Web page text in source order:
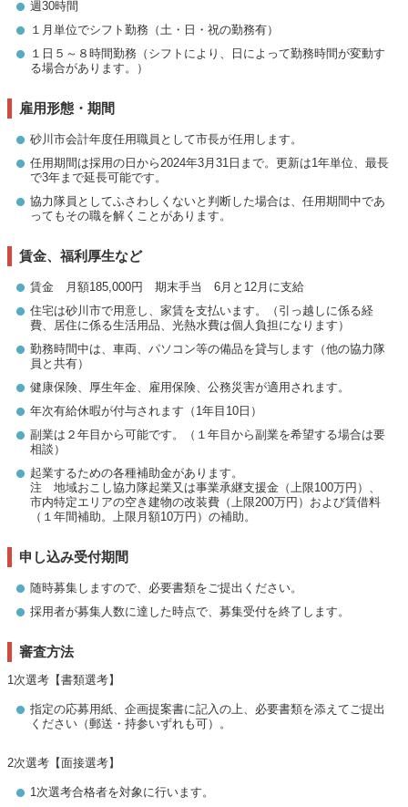
週30時間
１月単位でシフト勤務（土・日・祝の勤務有）
１日５～８時間勤務（シフトにより、日によって勤務時間が変動す
る場合があります。）
雇用形態・期間
砂川市会計年度任用職員として市長が任用します。
任用期間は採用の日から2024年3月31日まで。更新は1年単位、最長
で3年まで延長可能です。
協力隊員としてふさわしくないと判断した場合は、任用期間中であ
ってもその職を解くことがあります。
賃金、福利厚生など
賃金 月額185,000円 期末手当 6月と12月に支給
住宅は砂川市で用意し、家賃を支払います。（引っ越しに係る経
費、居住に係る生活用品、光熱水費は個人負担になります）
勤務時間中は、車両、パソコン等の備品を貸与します（他の協力隊
員と共有）
健康保険、厚生年金、雇用保険、公務災害が適用されます。
年次有給休暇が付与されます（1年目10日）
副業は２年目から可能です。（１年目から副業を希望する場合は要
相談）
起業するための各種補助金があります。
注 地域おこし協力隊起業又は事業承継支援金（上限100万円）、
市内特定エリアの空き建物の改装費（上限200万円）および賃借料
（１年間補助。上限月額10万円）の補助。
申し込み受付期間
随時募集しますので、必要書類をご提出ください。
採用者が募集人数に達した時点で、募集受付を終了します。
審査方法
1次選考【書類選考】
指定の応募用紙、企画提案書に記入の上、必要書類を添えてご提出
ください（郵送・持参いずれも可）。
2次選考【面接選考】
1次選考合格者を対象に行います。